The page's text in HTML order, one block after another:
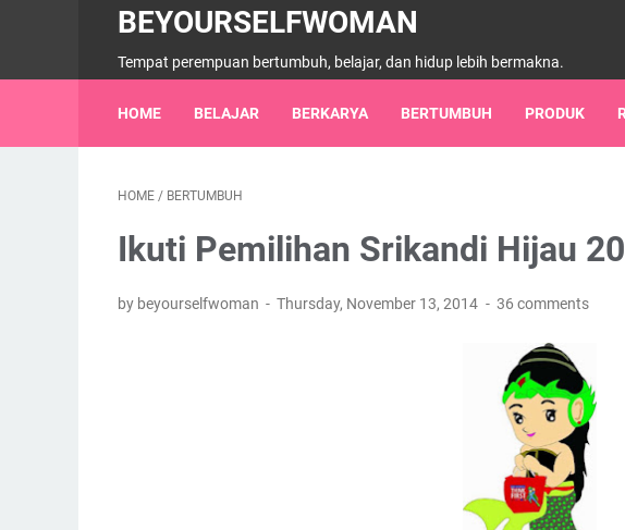
BEYOURSELFWOMAN
Tempat perempuan bertumbuh, belajar, dan hidup lebih bermakna.
HOME BELAJAR BERKARYA BERTUMBUH PRODUK
HOME / BERTUMBUH
Ikuti Pemilihan Srikandi Hijau
by beyourselfwoman Thursday, November 13, 2014 36 comments